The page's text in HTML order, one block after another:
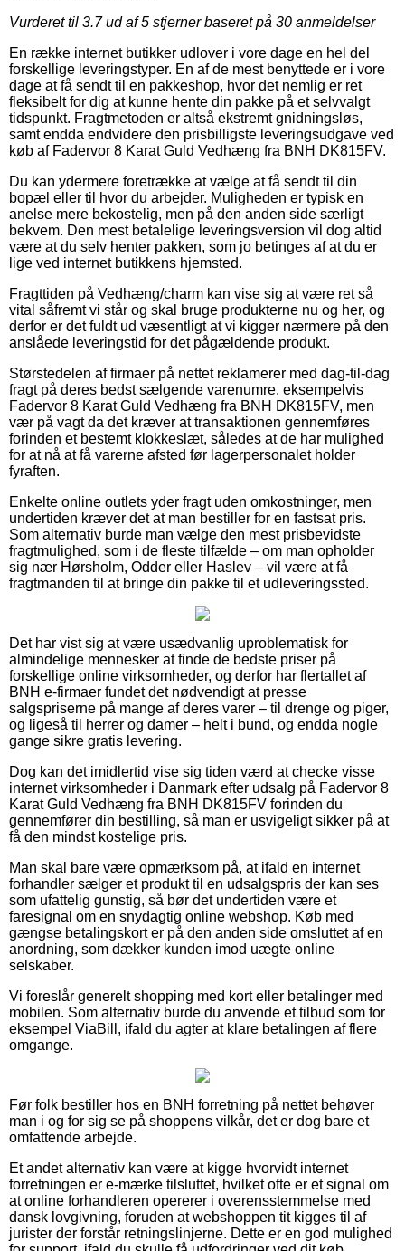
Vurderet til 3.7ud af 5 stjerner baseret på 30 anmeldelser
En række internet butikker udlover i vore dage en hel del
forskellige leveringstyper. En af de mest benyttede er i vore
dage at få sendt til en pakkeshop, hvor det nemlig er ret
fleksibelt for dig at kunne hente din pakke på et selvvalgt
tidspunkt. Fragtmetoden er altså ekstremt gnidningsløs,
samt endda endvidere den prisbilligste leveringsudgave ved
køb af Fadervor 8 Karat Guld Vedhæng fra BNH DK815FV.
Du kan ydermere foretrække at vælge at få sendt til din
bopæl eller til hvor du arbejder. Muligheden er typisk en
anelse mere bekostelig, men på den anden side særligt
bekvem. Den mest betalelige leveringsversion vil dog altid
være at du selv henter pakken, som jo betinges af at du er
lige ved internet butikkens hjemsted.
Fragttiden på Vedhæng/charm kan vise sig at være ret så
vital såfremt vi står og skal bruge produkterne nu og her, og
derfor er det fuldt ud væsentligt at vi kigger nærmere på den
anslåede leveringstid for det pågældende produkt.
Størstedelen af firmaer på nettet reklamerer med dag-til-dag
fragt på deres bedst sælgende varenumre, eksempelvis
Fadervor 8 Karat Guld Vedhæng fra BNH DK815FV, men
vær på vagt da det kræver at transaktionen gennemføres
forinden et bestemt klokkeslæt, således at de har mulighed
for at nå at få varerne afsted før lagerpersonalet holder
fyraften.
Enkelte online outlets yder fragt uden omkostninger, men
undertiden kræver det at man bestiller for en fastsat pris.
Som alternativ burde man vælge den mest prisbevidste
fragtmulighed, som i de fleste tilfælde – om man opholder
sig nær Hørsholm, Odder eller Haslev – vil være at få
fragtmanden til at bringe din pakke til et udleveringssted.
Det har vist sig at være usædvanlig uproblematisk for
almindelige mennesker at finde de bedste priser på
forskellige online virksomheder, og derfor har flertallet af
BNH e-firmaer fundet det nødvendigt at presse
salgspriserne på mange af deres varer – til drenge og piger,
og ligeså til herrer og damer – helt i bund, og endda nogle
gange sikre gratis levering.
Dog kan det imidlertid vise sig tiden værd at checke visse
internet virksomheder i Danmark efter udsalg på Fadervor 8
Karat Guld Vedhæng fra BNH DK815FV forinden du
gennemfører din bestilling, så man er usvigeligt sikker på at
få den mindst kostelige pris.
Man skal bare være opmærksom på, at ifald en internet
forhandler sælger et produkt til en udsalgspris der kan ses
som ufattelig gunstig, så bør det undertiden være et
faresignal om en snydagtig online webshop. Køb med
gængse betalingskort er på den anden side omsluttet af en
anordning, som dækker kunden imod uægte online
selskaber.
Vi foreslår generelt shopping med kort eller betalinger med
mobilen. Som alternativ burde du anvende et tilbud som for
eksempel ViaBill, ifald du agter at klare betalingen af flere
omgange.
Før folk bestiller hos en BNH forretning på nettet behøver
man i og for sig se på shoppens vilkår, det er dog bare et
omfattende arbejde.
Et andet alternativ kan være at kigge hvorvidt internet
forretningen er e-mærke tilsluttet, hvilket ofte er et signal om
at online forhandleren opererer i overensstemmelse med
dansk lovgivning, foruden at webshoppen tit kigges til af
jurister der forstår retningslinjerne. Dette er en god mulighed